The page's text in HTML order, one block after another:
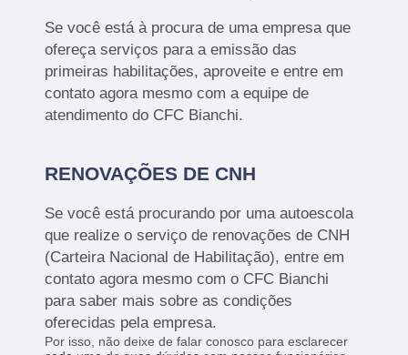
Se você está à procura de uma empresa que
ofereça serviços para a emissão das
primeiras habilitações, aproveite e entre em
contato agora mesmo com a equipe de
atendimento do CFC Bianchi.
RENOVAÇÕES DE CNH
Se você está procurando por uma autoescola
que realize o serviço de renovações de CNH
(Carteira Nacional de Habilitação), entre em
contato agora mesmo com o CFC Bianchi
para saber mais sobre as condições
oferecidas pela empresa.
Por isso, não deixe de falar conosco para esclarecer